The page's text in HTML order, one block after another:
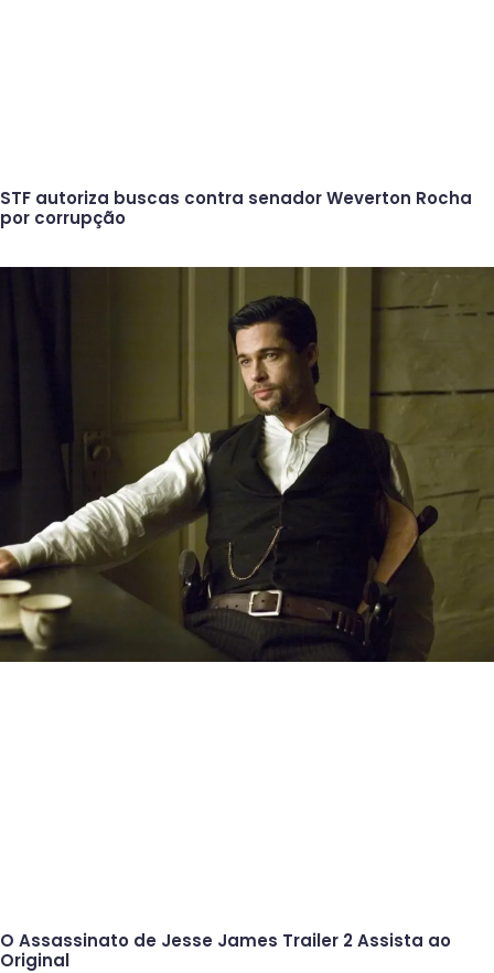
STF autoriza buscas contra senador Weverton Rocha
por corrupção
O Assassinato de Jesse James Trailer 2 Assista ao
Original